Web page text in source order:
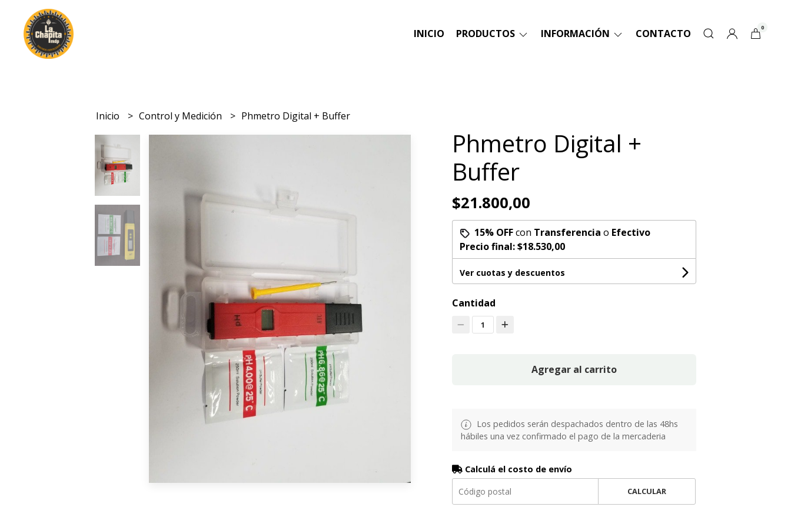
INICIO PRODUCTOS INFORMACIÓN CONTACTO 0
Inicio Control y Medición Phmetro Digital + Buffer
Phmetro Digital +
Buffer
$21.800,00
15% OFFcon Transferencia o Efectivo
Precio final:$18.530,00
Ver cuotas y descuentos
Cantidad
1
Agregar al carrito
Los pedidos serán despachados dentro de las 48hs
hábiles una vez confirmado el pago de la mercaderia
Calculá el costo de envío
CALCULAR